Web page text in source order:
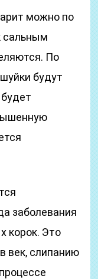
можно по
сальным
По
будут
заболевания
корок. Это
век, слипанию